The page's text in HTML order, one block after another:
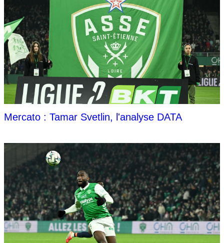
Mercato : Tamar Svetlin, l'analyse DATA